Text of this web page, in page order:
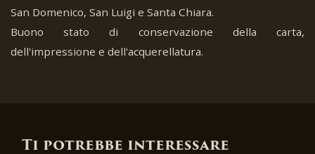
San Domenico, San Luigi e Santa Chiara.
Buono stato di conservazione della carta,
dell'impressione e dell'acquerellatura.
Ti potrebbe interessare